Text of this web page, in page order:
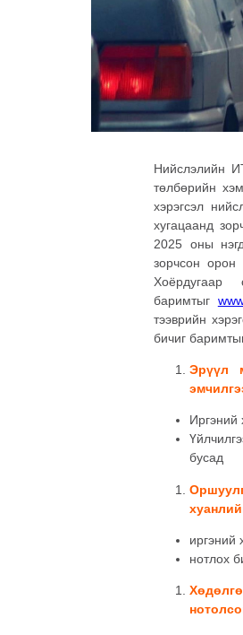
Нийслэлийн
төлбөрийн
хэрэгсэл
хугацаанд
2025 оны
зорчсон орон
баримтыг
тээврийн
бичиг
Эрүүл
Иргэний
бусад
иргэний
нотлох